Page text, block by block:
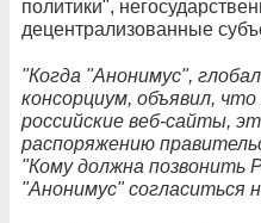
политики",
децентрализованные
"Когда "Анонимус",
консорциум, объявил,
российские веб-сайты,
распоряжению
"Кому должна позвонить
"Анонимус" согласиться